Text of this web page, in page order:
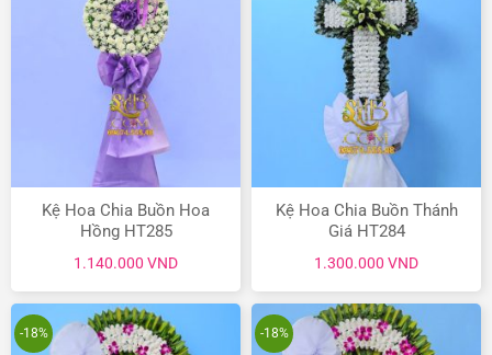
Kệ Hoa Chia Buồn Hoa
Hồng HT285
1.140.000 VND
Kệ Hoa Chia Buồn Thánh
Giá HT284
1.300.000 VND
-18% -18%